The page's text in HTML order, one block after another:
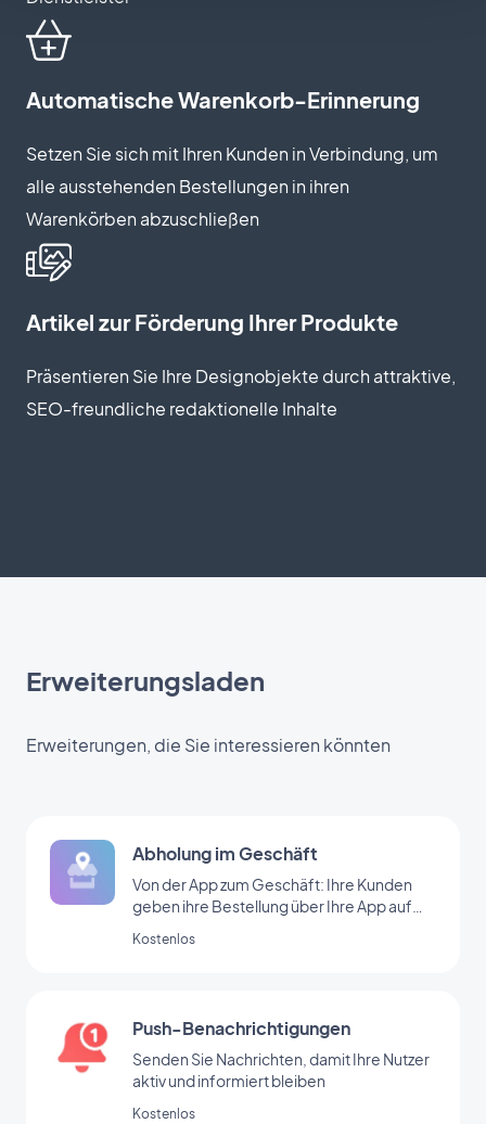
Automatische Warenkorb-Erinnerung
Setzen Sie sich mit Ihren Kunden in Verbindung, um
alle ausstehenden Bestellungen in ihren
Warenkörben abzuschließen
Artikel zur Förderung Ihrer Produkte
Präsentieren Sie Ihre Designobjekte durch attraktive,
SEO-freundliche redaktionelle Inhalte
Erweiterungsladen
Erweiterungen, die Sie interessieren könnten
Abholung im Geschäft
Von der App zum Geschäft: Ihre Kunden
geben ihre Bestellung über Ihre App auf
abzuholen.
Kostenlos
Push-Benachrichtigungen
Senden Sie Nachrichten, damit Ihre Nutzer
aktiv und informiert bleiben
Kostenlos